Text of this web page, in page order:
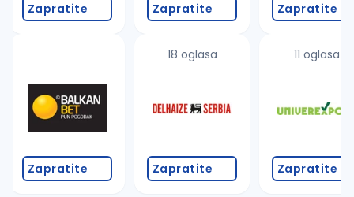
Zapratite
Zapratite
Zapratite
18 oglasa
Zapratite
Zapratite
11 oglasa
Zapratite